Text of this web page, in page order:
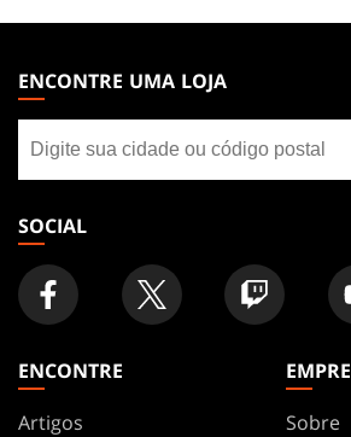
THE
GATHERING
FOOTER
ENCONTRE UMA LOJA
uma
loja
SOCIAL
ENCONTRE
Artigos
Sobre